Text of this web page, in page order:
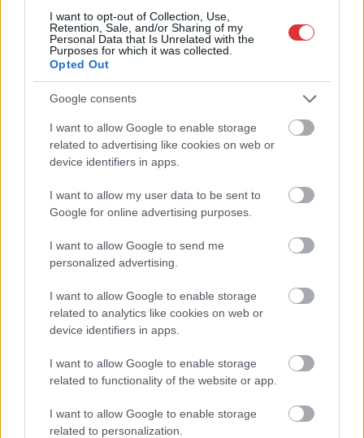
I want to opt-out of Collection, Use,
Retention, Sale, and/or Sharing of my
Personal Data that Is Unrelated with the
Purposes for which it was collected.
Opted Out
Google consents
I want to allow Google to enable storage
related to advertising like cookies on web or
device identifiers in apps.
I want to allow my user data to be sent to
Google for online advertising purposes.
I want to allow Google to send me
personalized advertising.
I want to allow Google to enable storage
related to analytics like cookies on web or
device identifiers in apps.
I want to allow Google to enable storage
related to functionality of the website or app.
I want to allow Google to enable storage
related to personalization.
Tovább tombol az extrém kánikula az országban, a jelenlegi
előrejelzések szerint a jövő hét elejéig garantált...
Hírlevél feliratkozás
Adja meg keresztnevét:
Adja
meg e-mail címét: